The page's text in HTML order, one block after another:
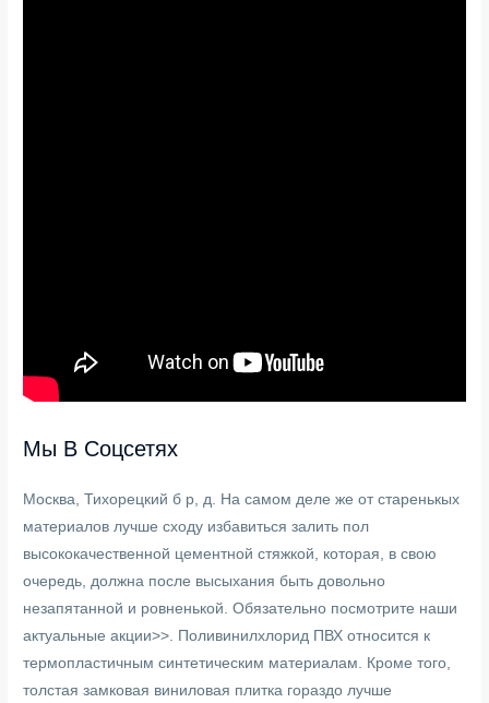
Мы В Соцсетях
Москва, Тихорецкий б р, д. На самом деле же от старенькых
материалов лучше сходу избавиться залить пол
высококачественной цементной стяжкой, которая, в свою
очередь, должна после высыхания быть довольно
незапятанной и ровненькой. Обязательно посмотрите наши
актуальные акции>>. Поливинилхлорид ПВХ относится к
термопластичным синтетическим материалам. Кроме того,
толстая замковая виниловая плитка гораздо лучше